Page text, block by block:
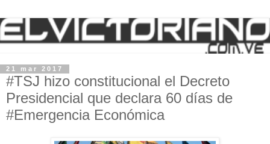
21 mar 2017
#TSJ hizo constitucional el Decreto
Presidencial que declara 60 días de
#Emergencia Económica